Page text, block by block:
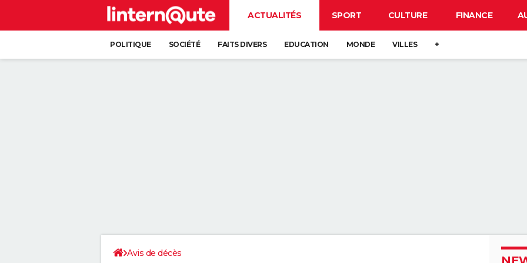
ACTUALITÉS SPORT CULTURE FINANCE
POLITIQUE SOCIÉTÉ FAITS DIVERS EDUCATION MONDE VILLES +
Avis de décès